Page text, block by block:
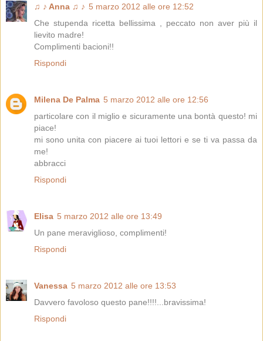
♫ ♪ Anna ♫ ♪ 5 marzo 2012 alle ore 12:52
Che stupenda ricetta bellissima , peccato non aver più il
lievito madre!
Complimenti bacioni!!
Rispondi
Milena De Palma 5 marzo 2012 alle ore 12:56
particolare con il miglio e sicuramente una bontà questo! mi
piace!
mi sono unita con piacere ai tuoi lettori e se ti va passa da
me!
abbracci
Rispondi
Elisa 5 marzo 2012 alle ore 13:49
Un pane meraviglioso, complimenti!
Rispondi
Vanessa 5 marzo 2012 alle ore 13:53
Davvero favoloso questo pane!!!!...bravissima!
Rispondi